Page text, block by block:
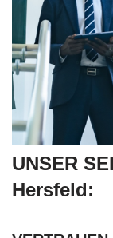
UNSER
Hersfeld: